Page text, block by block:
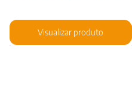
Visualizar produto